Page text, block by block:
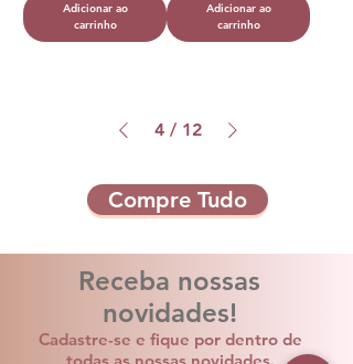
Adicionar ao
carrinho
Adicionar ao
carrinho
4 / 12
Compre Tudo
Receba nossas
novidades!
Cadastre-se e fique por dentro de
todas as nossas novidades.